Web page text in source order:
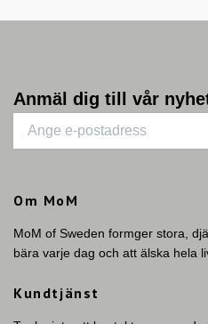
Anmäl dig till vår
Om MoM
MoM of Sweden formger stora,
bära varje dag och att älska hela
Kundtjänst